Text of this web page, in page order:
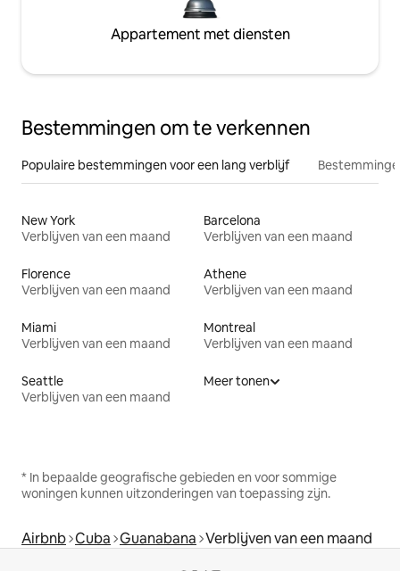
Appartement met diensten
Bestemmingen om te verkennen
Populaire bestemmingen voor een lang verblijf
New York
Verblijven van een maand
Barcelona
Verblijven van een maand
Florence
Verblijven van een maand
Athene
Verblijven van een maand
Miami
Verblijven van een maand
Montreal
Verblijven van een maand
Seattle
Verblijven van een maand
Meer tonen
* In bepaalde geografische gebieden en voor sommige
woningen kunnen uitzonderingen van toepassing zijn.
Airbnb Cuba Guanabana Verblijven van een maand